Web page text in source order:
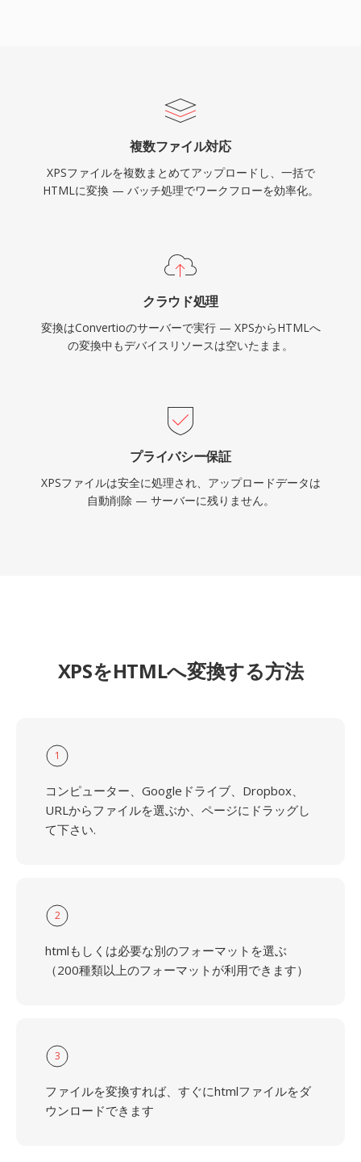
複数ファイル対応
XPSファイルを複数まとめてアップロードし、一括で
HTMLに変換 — バッチ処理でワークフローを効率化。
クラウド処理
変換はConvertioのサーバーで実行 — XPSからHTMLへ
の変換中もデバイスリソースは空いたまま。
プライバシー保証
XPSファイルは安全に処理され、アップロードデータは
自動削除 — サーバーに残りません。
XPSをHTMLへ変換する方法
1
コンピューター、Googleドライブ、Dropbox、
URLからファイルを選ぶか、ページにドラッグし
て下さい.
2
htmlもしくは必要な別のフォーマットを選ぶ
（200種類以上のフォーマットが利用できます）
3
ファイルを変換すれば、すぐにhtmlファイルをダ
ウンロードできます